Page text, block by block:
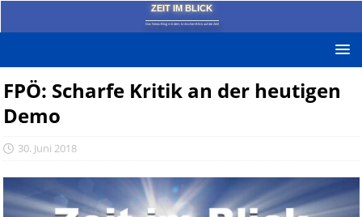
ZEIT IM BLICK
Das News-Blog mit dem kritischen Blick auf die Zeit!
FPÖ: Scharfe Kritik an der heutigen
Demo
30. Juni 2018